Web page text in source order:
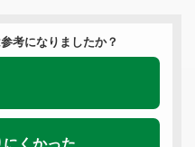
考になりましたか？